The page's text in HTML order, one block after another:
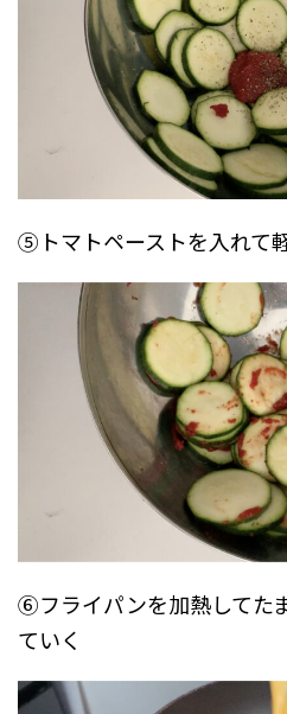
⑤トマトペーストを入れて
⑥フライパンを加熱してた
ていく